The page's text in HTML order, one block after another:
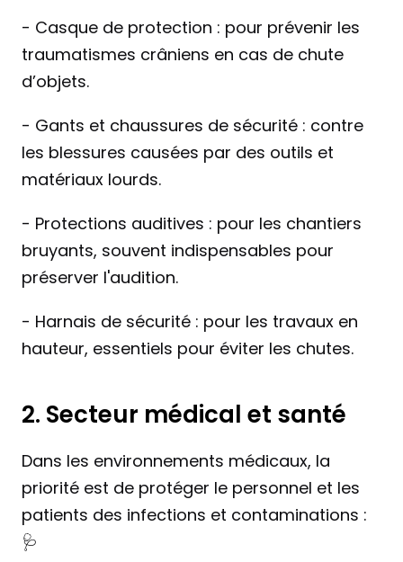
- Casque de protection : pour prévenir les
traumatismes crâniens en cas de chute
d’objets.
- Gants et chaussures de sécurité : contre
les blessures causées par des outils et
matériaux lourds.
- Protections auditives : pour les chantiers
bruyants, souvent indispensables pour
préserver l'audition.
- Harnais de sécurité : pour les travaux en
hauteur, essentiels pour éviter les chutes.
2. Secteur médical et santé
Dans les environnements médicaux, la
priorité est de protéger le personnel et les
patients des infections et contaminations :
🩺